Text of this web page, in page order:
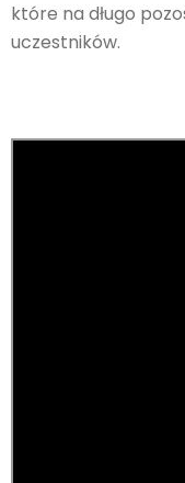
które na długo
uczestników.